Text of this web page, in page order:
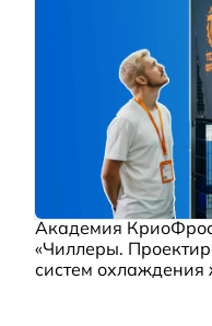
Академия
«Чиллеры.
систем охлаждения